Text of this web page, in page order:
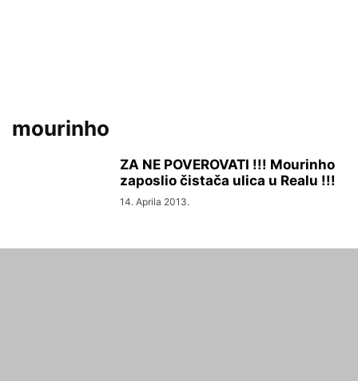
mourinho
ZA NE POVEROVATI !!! Mourinho
zaposlio čistača ulica u Realu !!!
14. Aprila 2013.